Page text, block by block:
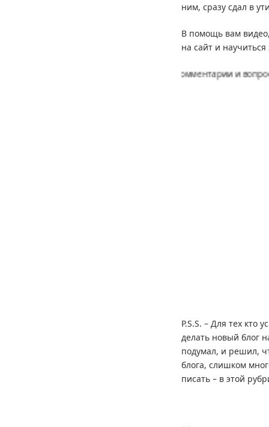
ним, сразу сдал в
В помощь вам
на сайт и научиться
Оставляйте пожалуйста комментарии и вопросы,
P.S.S. – Для тех кто
делать новый блог
подумал, и решил,
блога, слишком
писать – в этой